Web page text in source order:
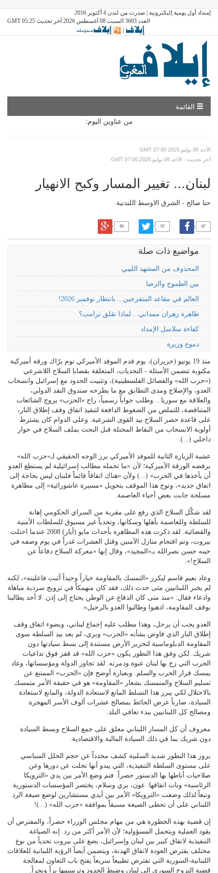
إمتداد أول يومية إليكترونية | صدرت من لندن 4 أكتوبر 2016
العدد 3603 السبت 08 أغسطس 2026 آخر تحديث GMT 05:25
|
القائمة
من عناوين اليوم:
GMT الأحد 06 يوليو 2025 07:00
GMT الأحد 06 يوليو 2025 07:00
: آخر تحديث
لبنان... تغيير المسار وكبح الانهيار
حنا صالح - الشرق الاوسط اللندنية
67
57
50
مواضيع ذات صلة
المحذوف من المشهد الليبي
بين الطموح والرضا
العالم في مقاعد المتفرجين... بانتظار نوفمبر 2026!
ظاهرة زهران ممداني... لماذا تقلق ترامب؟
كفاءة سلاسل الإمداد
دموع وزيرة
منذ 19 يونيو (حزيران)، يوم قدم الموفد الأميركي توم برّاك ورقة أميركية
مكتوبة تتضمن الأسئلة - التحديات، المتعلقة بقضايا السلاح اللاشرعي
(«حزب الله» والفصائل الفلسطينية)، وتثبيت الحدود مع إسرائيل وانسحاب
العدو، والإصلاح ومدى التطابق مع ما يطرحه صندوق النقد الدولي،
والعلاقة مع سوريا... وطلب جواباً رسمياً، راح «الحزب» يروج الشائعات
المتناقضة، للتملص من الضغوط الدافعة لتنفيذ اتفاق وقف إطلاق النار،
على قاعدة حصر السلاح بيد القوى الشرعية. وعلى الدوام كان يشترط
أولوية الانسحاب من النقاط المحتلة قبل البحث بملف السلاح في حوار
داخلي (...).
عشية الزيارة الثانية للموفد الأميركي برز الوجه الحقيقي لـ«حزب الله»
برفضه الورقة الأميركية؛ لأن «ما تحمله مطالب إسرائيلية لم يستطع العدو
أن يأخذها في الحرب» (...) ولأن «هناك اتفاقاً قائماً فلبنان ليس بحاجة إلى
اتفاق جديد»، وتوج هذا الموقف بتحويل «مسيرة عاشورائية» إلى مظاهرة
مسلحة جابت بعض أحياء العاصمة.
لقد شكَّل السلاح الذي رفع على مقربة من السراي الحكومي إهانة
للسلطة وللعاصمة بأهلها وسكانها، وتحدياً غير مسبوق للسلطات الأمنية
والقضائية. لقد ذكرت هذه المظاهرة بأحداث مايو (أيار) 2008 عندما احتلت
بيروت، وتم اقتحام منازل الآمنين وقتل العشرات غدراً في يوم وصفه في
حينه حسن نصرالله بـ«المجيد»، وقال إنها «معركة السلاح دفاعاً عن
السلاح!».
وعاد نعيم قاسم ليكرر «التمسك بالمقاومة خياراً وحيداً أثبت فاعليته»، لكنه
لم يخبر اللبنانيين متى حدث ذلك، فقد كان منهمكاً في ترويج سردية مباهاة
وادعاء فقال: «منذ متى كان الدفاع عن الوطن يحتاج إلى إذن. لا أحد يطالبنا
بوقف المقاومة، اذهبوا وطالبوا العدو بالرحيل».
العدو يجب أن يرحل، وهذا مطلب عليه إجماع لبناني، وبضوء اتفاق وقف
إطلاق النار الذي فاوض بشأنه «الحزب» وبري، لم يعد بيد السلطة سوى
المقاومة الدبلوماسية لتحرير الأرض مستندة إلى بسط سيادتها دون
شريك. لكن وفق هذا التطور يكون «حزب الله» قد قفز فوق تداعيات
الحرب التي زج بها لبنان عنوة ودمرته. لقد تجاوز الدولة ومؤسساتها، وعاد
يمسك قرار الحرب والسلم. وبعبارة أوضح فإن «الحزب» الممتنع عن
تسليم السلاح والمتمسك بشعار «المقاومة» هو في حقيقة الأمر متمسك
بالاحتلال لكي يبرر هذا التسلط المانع لاستعادة الدولة، والمانع لاستعادة
السيادة، ضارباً عرض الحائط بمصالح عشرات ألوف الأسر المهجرة
ومصالح كل اللبنانيين ببدء تعافي البلد.
معروف أن كل المسار اللبناني معلق على جمع السلاح وبسط السيادة
دون شريك بما في ذلك السيادة المالية والاقتصادية.
بروز هذا التطور شديد السلبية كشف مجدداً عن حجم الخلل السياسي
على مستوى السلطة التنفيذية، التي يبدو أنها تخلت عن دورها وعن
صلاحيات أناطها بها الدستور حصراً. فتم وضع الأمر بين يدي «الترويكا
الرئاسية» وبات اتفاقها: عون، بري وسلام، يختصر المؤسسات الدستورية.
وتبعاً لذلك وضعت «الترويكا» الأمر بين أيدي مستشارين لوضع صيغة الرد
اللبناني على أن تحظى الصيغة مسبقاً بموافقة «حزب الله» (...)!
إن قضية بهذه الخطورة هي من مهام مجلس الوزراء حصراً، والمفترض أن
يقود العملية ويتحمل المسؤولية؛ لأن الأمر أكثر من رد. إنه الصياغة
التنفيذية لاتفاق كبير بين لبنان وإسرائيل، يضع على بيروت تحدياً من نوع
مختلف يفترض العودة لاتفاق الهدنة، ويتضمن أيضاً الرؤية اللبنانية للعلاقات
اللبنانية-السورية التي تفترض تطبيعاً سريعاً يفتح باب التعاون لمعالجة
قضية النزوح السوري إلى لبنان وضبط الحدود وترسيمها براً وبحراً.